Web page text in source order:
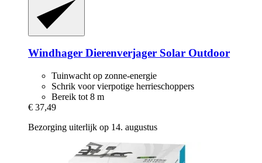
Windhager Dierenverjager Solar Outdoor
Tuinwacht op zonne-energie
Schrik voor vierpotige herrieschoppers
Bereik tot 8 m
€ 37,49
Bezorging uiterlijk op 14. augustus